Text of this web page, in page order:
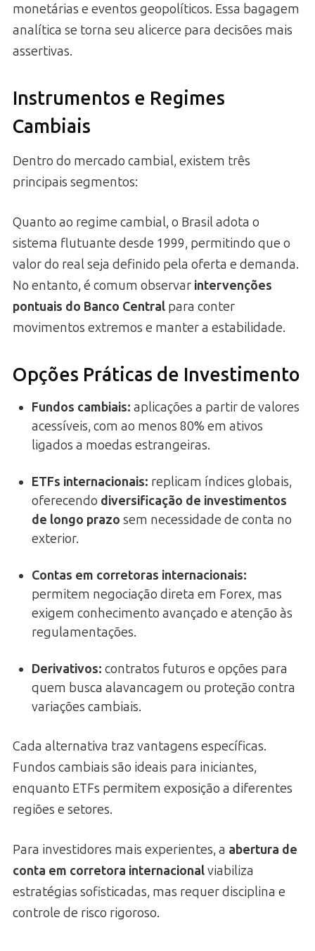
monetárias e eventos geopolíticos. Essa bagagem
analítica se torna seu alicerce para decisões mais
assertivas.
Instrumentos e Regimes
Cambiais
Dentro do mercado cambial, existem três
principais segmentos:
Quanto ao regime cambial, o Brasil adota o
sistema flutuante desde 1999, permitindo que o
valor do real seja definido pela oferta e demanda.
No entanto, é comum observar intervenções
pontuais do Banco Central para conter
movimentos extremos e manter a estabilidade.
Opções Práticas de Investimento
Fundos cambiais: aplicações a partir de valores
acessíveis, com ao menos 80% em ativos
ligados a moedas estrangeiras.
ETFs internacionais: replicam índices globais,
oferecendo diversificação de investimentos
de longo prazo sem necessidade de conta no
exterior.
Contas em corretoras internacionais:
permitem negociação direta em Forex, mas
exigem conhecimento avançado e atenção às
regulamentações.
Derivativos: contratos futuros e opções para
quem busca alavancagem ou proteção contra
variações cambiais.
Cada alternativa traz vantagens específicas.
Fundos cambiais são ideais para iniciantes,
enquanto ETFs permitem exposição a diferentes
regiões e setores.
Para investidores mais experientes, a abertura de
conta em corretora internacionalviabiliza
estratégias sofisticadas, mas requer disciplina e
controle de risco rigoroso.